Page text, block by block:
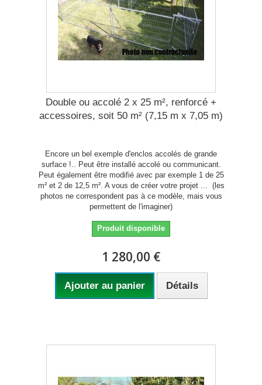
Double ou accolé 2 x 25 m², renforcé +
accessoires, soit 50 m² (7,15 m x 7,05 m)
Encore un bel exemple d'enclos accolés de grande
surface !.. Peut être installé accolé ou communicant.
Peut également être modifié avec par exemple 1 de 25
m² et 2 de 12,5 m². A vous de créer votre projet ... (les
photos ne correspondent pas à ce modèle, mais vous
permettent de l'imaginer)
Produit disponible
1 280,00 €
Ajouter au panier Détails